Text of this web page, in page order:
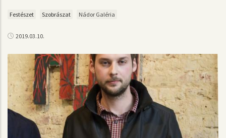
Festészet Szobrászat Nádor Galéria
2019.03.10.